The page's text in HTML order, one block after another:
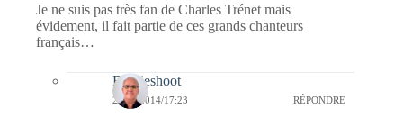
Je ne suis pas très fan de Charles Trénet mais
évidement, il fait partie de ces grands chanteurs
français…
Bernieshoot
27/11/2014/17:23 RÉPONDRE